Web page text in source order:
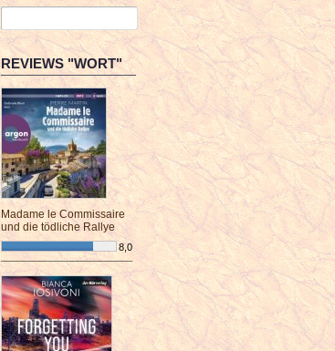
REVIEWS "WORT"
Madame le Commissaire
und die tödliche Rallye
8,0
¯¯¯¯¯¯¯¯¯¯¯¯¯¯¯¯¯¯¯¯¯¯¯¯